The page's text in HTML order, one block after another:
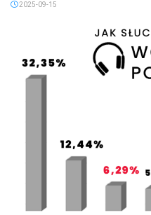
2025-09-15